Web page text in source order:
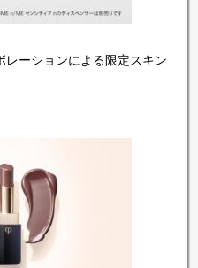
レーションによる限定スキン